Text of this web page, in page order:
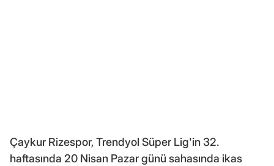
Çaykur Rizespor, Trendyol Süper Lig'in 32.
haftasında 20 Nisan Pazar günü sahasında ikas